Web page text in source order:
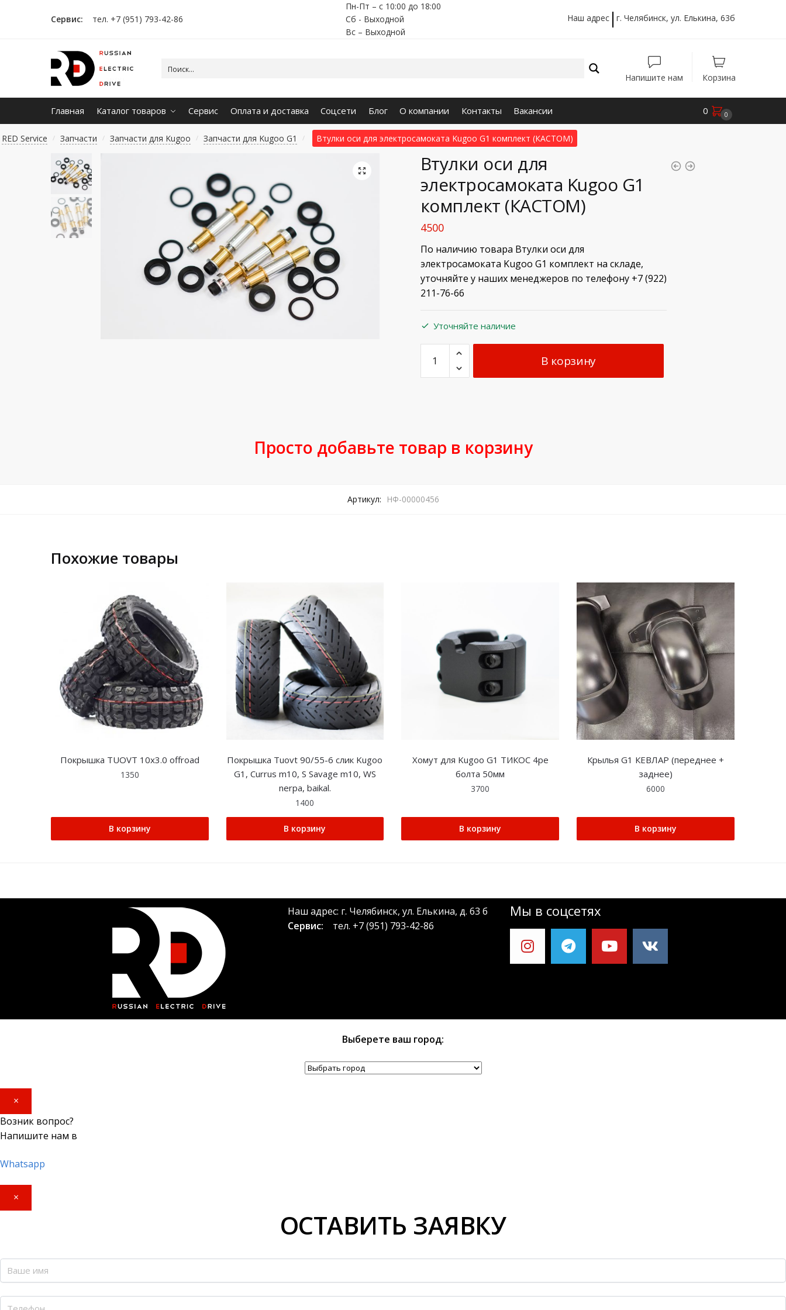
Сервис: тел. +7 (951) 793-42-86
Пн-Пт – с 10:00 до 18:00
Сб - Выходной
Вс – Выходной
Наш адрес г. Челябинск, ул. Елькина, 63б
Напишите нам Корзина
Главная Каталог товаров Сервис Оплата и доставка Соцсети Блог О компании Контакты Вакансии 0 0
RED Service / Запчасти / Запчасти для Kugoo / Запчасти для Kugoo G1 / Втулки оси для электросамоката Kugoo G1 комплект (КАСТОМ)
🔍
Втулки оси для
электросамоката Kugoo G1
комплект (КАСТОМ)
4500
По наличию товара Втулки оси для
электросамоката Kugoo G1 комплект на складе,
уточняйте у наших менеджеров по телефону +7 (922)
211-76-66
Уточняйте наличие
В корзину
Просто добавьте товар в корзину
Артикул: НФ-00000456
Похожие товары
Покрышка TUOVT 10х3.0 offroad
1350
В корзину
Покрышка Tuovt 90/55-6 слик Kugoo
G1, Currus m10, S Savage m10, WS
nerpa, baikal.
1400
В корзину
Хомут для Kugoo G1 ТИКОС 4ре
болта 50мм
3700
В корзину
Крылья G1 КЕВЛАР (переднее +
заднее)
6000
В корзину
Наш адрес: г. Челябинск, ул. Елькина, д. 63 б
Сервис: тел. +7 (951) 793-42-86
Мы в соцсетях
Выберете ваш город:
×
Возник вопрос?
Напишите нам в
Whatsapp
×
ОСТАВИТЬ ЗАЯВКУ